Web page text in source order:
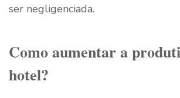
ser negligenciada.
Como aumentar a
hotel?